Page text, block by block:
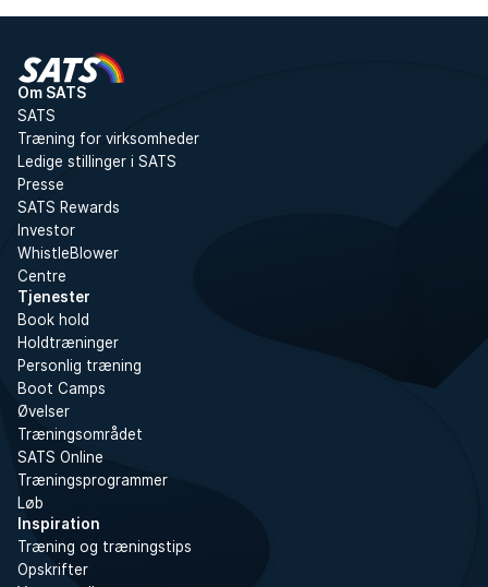
Om SATS
SATS
Træning for virksomheder
Ledige stillinger i SATS
Presse
SATS Rewards
Investor
WhistleBlower
Centre
Tjenester
Book hold
Holdtræninger
Personlig træning
Boot Camps
Øvelser
Træningsområdet
SATS Online
Træningsprogrammer
Løb
Inspiration
Træning og træningstips
Opskrifter